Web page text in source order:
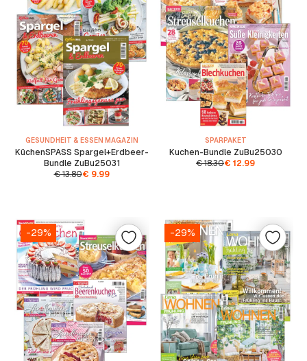
GESUNDHEIT & ESSEN MAGAZIN
KüchenSPASS Spargel+Erdbeer-
Bundle ZuBu25031
€13.80€ 9.99
SPARPAKET
Kuchen-Bundle ZuBu25030
€18.30€ 12.99
-29% -29%